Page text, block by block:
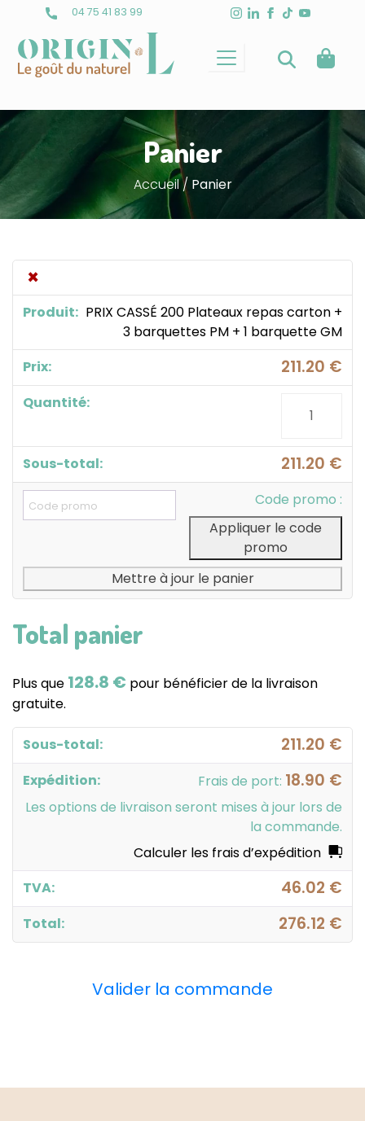
content
04 75 41 83 99
Panier
Accueil/ Panier
×
PRIX CASSÉ 200 Plateaux repas carton +
3 barquettes PM + 1 barquette GM
211.20 €
CASSÉ
200
Plateaux
repas
carton
+
barquettes
barquette
211.20 €
Code promo :
Appliquer le code
promo
Mettre à jour le panier
Total panier
Plus que 128.8 € pour bénéficier de la livraison
gratuite.
211.20 €
Frais de port: 18.90 €
Les options de livraison seront mises à jour lors de
la commande.
Calculer les frais d’expédition
46.02 €
276.12 €
Valider la commande